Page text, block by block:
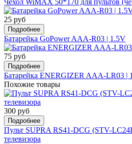
Чехол WiMAX 50*170 для пультов
25 руб
Подробнее
Батарейка GoPower AAA-R03 | 1.5V
75 руб
Подробнее
Батарейка ENERGIZER AAA-LR03
Похожие товары
300 руб
Подробнее
Пульт SUPRA RS41-DCG (STV-
телевизора